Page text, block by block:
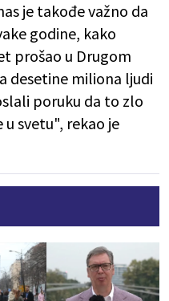
je takođe važno da
godine, kako
prošao u Drugom
desetine miliona ljudi
poruku da to zlo
svetu", rekao je